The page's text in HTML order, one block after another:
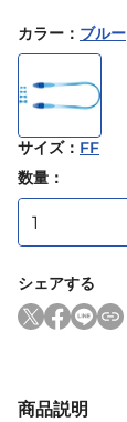
カラー ： ブルー
サイズ： FF
数量：
シェアする
商品説明